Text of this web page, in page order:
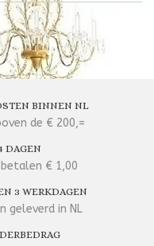
BINNEN NL
de € 200,=
DAGEN
betalen € 1,00
3 WERKDAGEN
geleverd in NL